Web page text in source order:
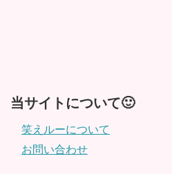
当サイトについて🙂
笑えルーについて
お問い合わせ